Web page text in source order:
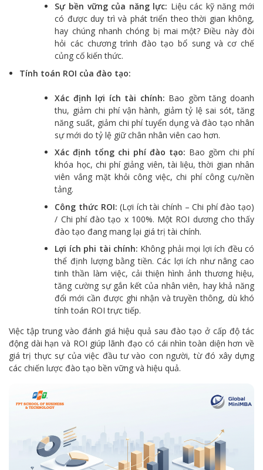
Sự bền vững của năng lực: Liệu các kỹ năng mới
có được duy trì và phát triển theo thời gian không,
hay chúng nhanh chóng bị mai một? Điều này đòi
hỏi các chương trình đào tạo bổ sung và cơ chế
củng cố kiến thức.
Tính toán ROI của đào tạo:
Xác định lợi ích tài chính: Bao gồm tăng doanh
thu, giảm chi phí vận hành, giảm tỷ lệ sai sót, tăng
năng suất, giảm chi phí tuyển dụng và đào tạo nhân
sự mới do tỷ lệ giữ chân nhân viên cao hơn.
Xác định tổng chi phí đào tạo: Bao gồm chi phí
khóa học, chi phí giảng viên, tài liệu, thời gian nhân
viên vắng mặt khỏi công việc, chi phí công cụ/nền
tảng.
Công thức ROI: (Lợi ích tài chính – Chi phí đào tạo)
/ Chi phí đào tạo x 100%. Một ROI dương cho thấy
đào tạo đang mang lại giá trị tài chính.
Lợi ích phi tài chính: Không phải mọi lợi ích đều có
thể định lượng bằng tiền. Các lợi ích như nâng cao
tinh thần làm việc, cải thiện hình ảnh thương hiệu,
tăng cường sự gắn kết của nhân viên, hay khả năng
đổi mới cần được ghi nhận và truyền thông, dù khó
tính toán ROI trực tiếp.
Việc tập trung vào đánh giá hiệu quả sau đào tạo ở cấp độ tác
động dài hạn và ROI giúp lãnh đạo có cái nhìn toàn diện hơn về
giá trị thực sự của việc đầu tư vào con người, từ đó xây dựng
các chiến lược đào tạo bền vững và hiệu quả.